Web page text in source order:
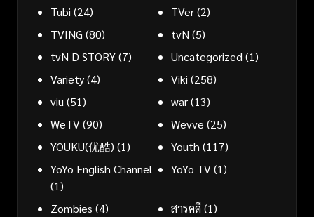
Tubi (24) TVer(2)
TVING (80) tvN (5)
tvN D STORY(7) Uncategorized(1)
Variety(4) Viki (258)
viu(51) war(13)
WeTV(90) Wevve (25)
YOUKU(优酷) (1) Youth (117)
YoYo English Channel
(1)
YoYo TV(1)
Zombies (4) สารคดี(1)